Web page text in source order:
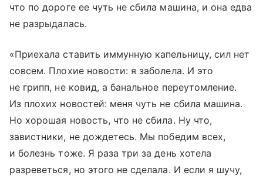
что по дороге ее чуть не сбила машина, и она едва
не разрыдалась.
«Приехала ставить иммунную капельницу, сил нет
совсем. Плохие новости: я заболела. И это
не грипп, не ковид, а банальное переутомление.
Из плохих новостей: меня чуть не сбила машина.
Но хорошая новость, что не сбила. Ну что,
завистники, не дождетесь. Мы победим всех,
и болезнь тоже. Я раза три за день хотела
разреветься, но этого не сделала. И если я шучу,